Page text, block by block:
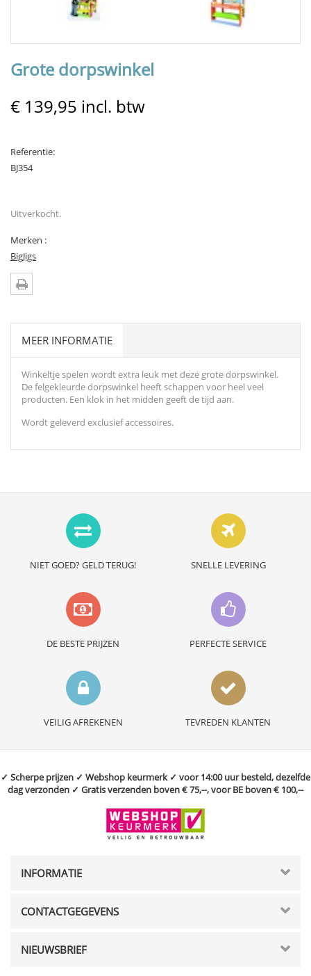
Grote dorpswinkel
€ 139,95 incl. btw
Referentie:
BJ354
Uitverkocht.
Merken :
BigJigs
MEER INFORMATIE
Winkeltje spelen wordt extra leuk met deze grote dorpswinkel.
De felgekleurde dorpswinkel heeft schappen voor heel veel
producten. Een klok in het midden geeft de tijd aan.
Wordt geleverd exclusief accessoires.
NIET GOED? GELD TERUG! SNELLE LEVERING
DE BESTE PRIJZEN PERFECTE SERVICE
VEILIG AFREKENEN TEVREDEN KLANTEN
✓ Scherpe prijzen ✓ Webshop keurmerk ✓ voor 14:00 uur besteld, dezelfde
dag verzonden ✓ Gratis verzenden boven € 75,--, voor BE boven € 100,--
INFORMATIE
CONTACTGEGEVENS
NIEUWSBRIEF